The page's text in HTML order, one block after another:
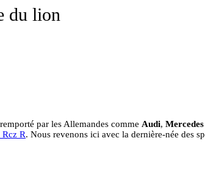
du lion
par les Allemandes comme Audi, Mercedes
Rcz R. Nous revenons ici avec la dernière-née des